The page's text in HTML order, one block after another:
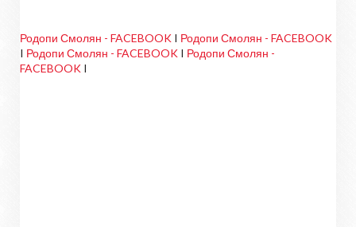
Родопи Смолян - FACEBOOK I Родопи Смолян - FACEBOOK
I Родопи Смолян - FACEBOOK I Родопи Смолян -
FACEBOOK I